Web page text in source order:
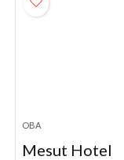
OBA
Mesut Hotel